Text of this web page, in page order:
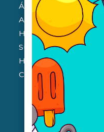
Általános
Adatkezelési
Hallásvédelmi
Süti (cookie)
Házhozszállítási
Céginformáció